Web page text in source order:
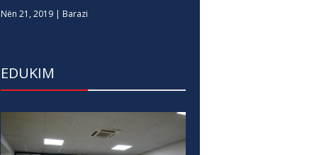
Nën 21, 2019 | Barazi
EDUKIM